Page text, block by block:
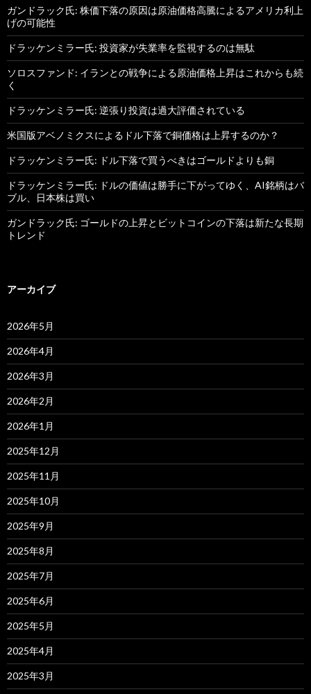
ガンドラック氏: 株価下落の原因は原油価格高騰によるアメリカ利上
げの可能性
ドラッケンミラー氏: 投資家が失業率を監視するのは無駄
ソロスファンド: イランとの戦争による原油価格上昇はこれからも続
く
ドラッケンミラー氏: 逆張り投資は過大評価されている
米国版アベノミクスによるドル下落で銅価格は上昇するのか？
ドラッケンミラー氏: ドル下落で買うべきはゴールドよりも銅
ドラッケンミラー氏: ドルの価値は勝手に下がってゆく、AI銘柄はバ
ブル、日本株は買い
ガンドラック氏: ゴールドの上昇とビットコインの下落は新たな長期
トレンド
アーカイブ
2026年5月
2026年4月
2026年3月
2026年2月
2026年1月
2025年12月
2025年11月
2025年10月
2025年9月
2025年8月
2025年7月
2025年6月
2025年5月
2025年4月
2025年3月